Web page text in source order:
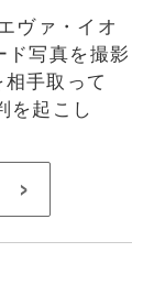
ヴァ・イオ
ド写真を撮影
手取って
を起こし
>